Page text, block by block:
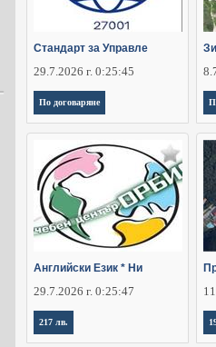
Стандарт за Управле
29.7.2026 г. 0:25:45
По договаряне
Английски Език * Ни
29.7.2026 г. 0:25:47
217 лв.